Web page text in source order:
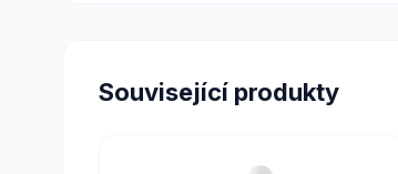
Související produkty